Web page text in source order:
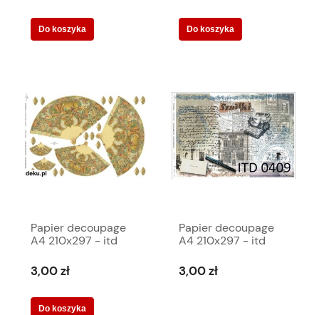
Do koszyka Do koszyka
Papier decoupage
A4 210x297 - itd
3,00 zł
Do koszyka
Papier decoupage
A4 210x297 - itd
3,00 zł